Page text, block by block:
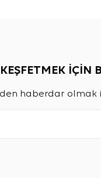
İÇİN
haberdar olmak